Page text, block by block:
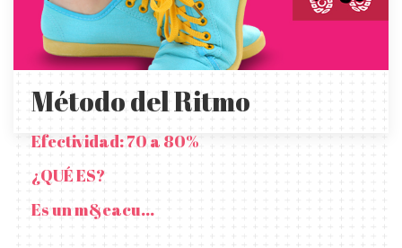
Método del Ritmo
Efectividad: 70 a 80%
¿QUÉ ES?
Es un m&eacu...